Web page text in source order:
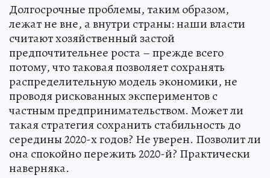
Долгосрочные проблемы, таким образом,
лежат не вне, а внутри страны: наши власти
считают хозяйственный застой
предпочтительнее роста – прежде всего
потому, что таковая позволяет сохранять
распределительную модель экономики, не
проводя рискованных экспериментов с
частным предпринимательством. Может ли
такая стратегия сохранить стабильность до
середины 2020-х годов? Не уверен. Позволит ли
она спокойно пережить 2020-й? Практически
наверняка.